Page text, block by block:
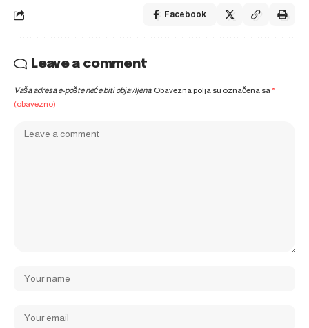
Facebook
Leave a comment
Vaša adresa e-pošte neće biti objavljena. Obavezna polja su označena sa*
(obavezno)